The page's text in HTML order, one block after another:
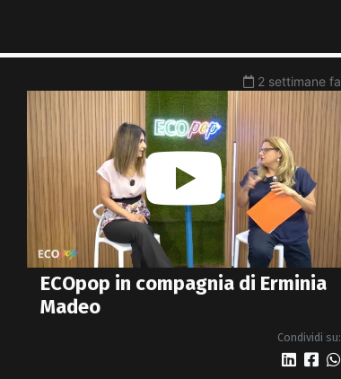
2 settimane fa
ECOpop in compagnia di Erminia
Madeo
Condividi su: